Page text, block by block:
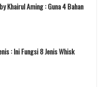
Khairul Aming : Guna 4 Bahan
: Ini Fungsi 8 Jenis Whisk